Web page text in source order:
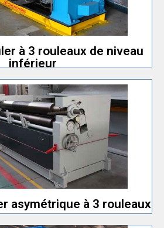
à 3 rouleaux de niveau
inférieur
à 3 rouleaux de
inférieur
asymétrique à 3 rouleaux
asymétrique à 3
rouleaux
tant que cintreuse de plaques à 4
pour les petits modèles
de machine.